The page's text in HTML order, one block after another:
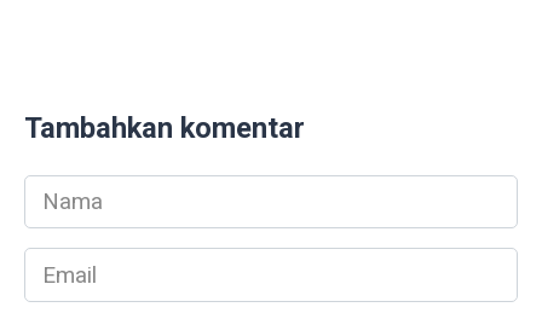
Tambahkan komentar
Nama
*
Email
*